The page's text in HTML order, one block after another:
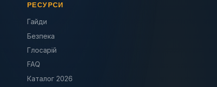
РЕСУРСИ
Гайди
Безпека
Глосарій
FAQ
Каталог 2026